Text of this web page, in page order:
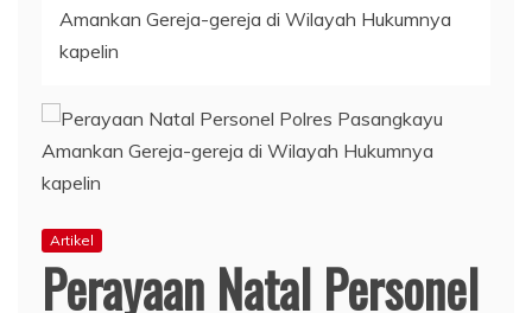
Amankan Gereja-gereja di Wilayah Hukumnya
kapelin
Artikel
Perayaan Natal Personel